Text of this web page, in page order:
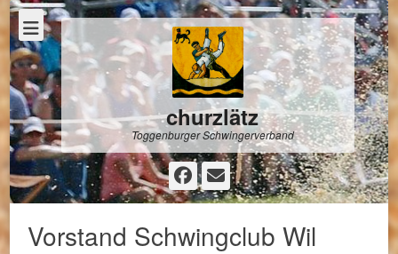
churzlätz
Toggenburger Schwingerverband
Facebook
E-
Mail
Vorstand Schwingclub Wil